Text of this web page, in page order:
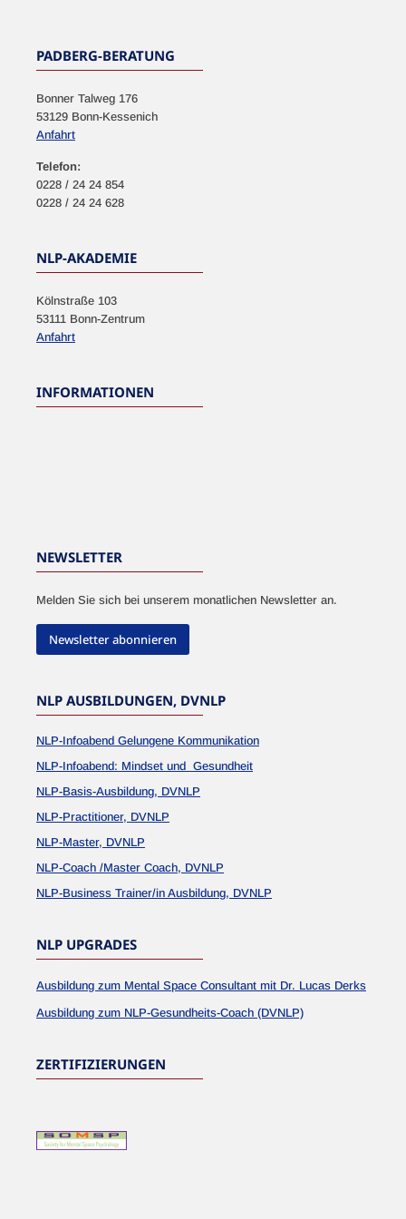
PADBERG-BERATUNG
Bonner Talweg 176
53129 Bonn-Kessenich
Anfahrt
Telefon:
0228 / 24 24 854
0228 / 24 24 628
NLP-AKADEMIE
Kölnstraße 103
53111 Bonn-Zentrum
Anfahrt
INFORMATIONEN
NEWSLETTER
Melden Sie sich bei unserem monatlichen Newsletter an.
Newsletter abonnieren
NLP AUSBILDUNGEN, DVNLP
NLP-Infoabend Gelungene Kommunikation
NLP-Infoabend: Mindset und Gesundheit
NLP-Basis-Ausbildung, DVNLP
NLP-Practitioner, DVNLP
NLP-Master, DVNLP
NLP-Coach /Master Coach, DVNLP
NLP-Business Trainer/in Ausbildung, DVNLP
NLP UPGRADES
Ausbildung zum Mental Space Consultant mit Dr. Lucas Derks
Ausbildung zum NLP-Gesundheits-Coach (DVNLP)
ZERTIFIZIERUNGEN